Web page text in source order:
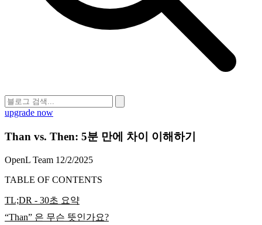
upgrade now
Than vs. Then: 5분 만에 차이 이해하기
OpenL Team 12/2/2025
TABLE OF CONTENTS
TL;DR - 30초 요약
“Than” 은 무슨 뜻인가요?